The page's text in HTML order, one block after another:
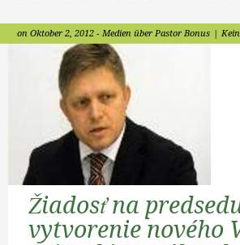
on Oktober 2, 2012 - Medien über Pastor Bonus |
Žiadosť na
vytvorenie nového